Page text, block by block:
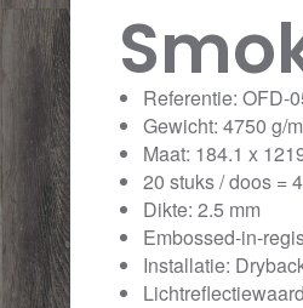
Referentie: OFD-
Gewicht: 4750 g/
Maat: 184.1 x
20 stuks / doos =
Dikte: 2.5 mm
Embossed-in-
Installatie: